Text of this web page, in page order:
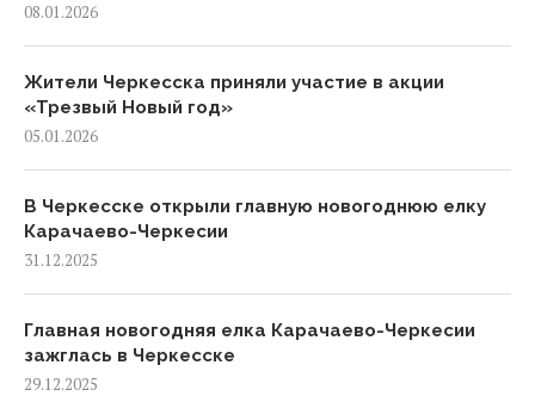
08.01.2026
Жители Черкесска приняли участие в акции
«Трезвый Новый год»
05.01.2026
В Черкесске открыли главную новогоднюю елку
Карачаево-Черкесии
31.12.2025
Главная новогодняя елка Карачаево-Черкесии
зажглась в Черкесске
29.12.2025